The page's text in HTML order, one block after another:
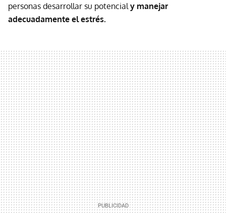
personas desarrollar su potencial y manejar
adecuadamente el estrés.